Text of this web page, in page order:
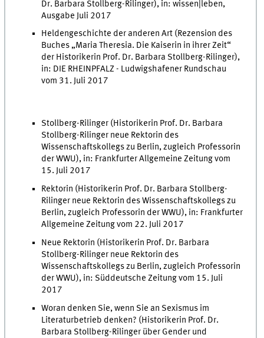
Dr. Barbara Stollberg-Rilinger), in: wissen|leben,
Ausgabe Juli 2017
Heldengeschichte der anderen Art (Rezension des
Buches „Maria Theresia. Die Kaiserin in ihrer Zeit“
der Historikerin Prof. Dr. Barbara Stollberg-Rilinger),
in: DIE RHEINPFALZ - Ludwigshafener Rundschau
vom 31. Juli 2017
Stollberg-Rilinger (Historikerin Prof. Dr. Barbara
Stollberg-Rilinger neue Rektorin des
Wissenschaftskollegs zu Berlin, zugleich Professorin
der WWU), in: Frankfurter Allgemeine Zeitung vom
15. Juli 2017
Rektorin (Historikerin Prof. Dr. Barbara Stollberg-
Rilinger neue Rektorin des Wissenschaftskollegs zu
Berlin, zugleich Professorin der WWU), in: Frankfurter
Allgemeine Zeitung vom 22. Juli 2017
Neue Rektorin (Historikerin Prof. Dr. Barbara
Stollberg-Rilinger neue Rektorin des
Wissenschaftskollegs zu Berlin, zugleich Professorin
der WWU), in: Süddeutsche Zeitung vom 15. Juli
2017
Woran denken Sie, wenn Sie an Sexismus im
Literaturbetrieb denken? (Historikerin Prof. Dr.
Barbara Stollberg-Rilinger über Gender und